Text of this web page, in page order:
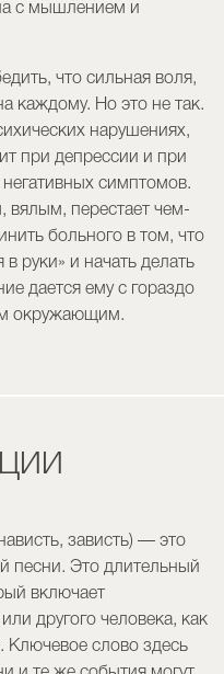
с мышлением и
что сильная воля,
каждому. Но это не так.
нарушениях,
при депрессии и при
симптомов.
вялым, перестает чем-
больного в том, что
руки» и начать делать
дается ему с гораздо
окружающим.
зависть) — это
песни. Это длительный
включает
другого человека, как
Ключевое слово здесь